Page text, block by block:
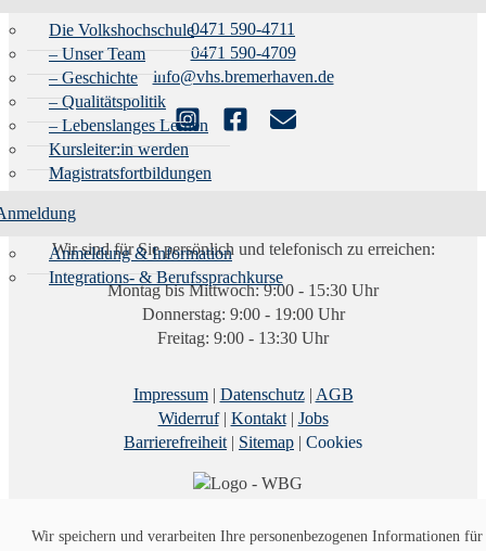
Die Volkshochschule
– Unser Team
– Geschichte
– Qualitätspolitik
– Lebenslanges Lernen
Kursleiter:in werden
Magistratsfortbildungen
Anmeldung & Information
Integrations- & Berufssprachkurse
0471 590-4711
0471 590-4709
info@vhs.bremerhaven.de
Wir sind für Sie persönlich und telefonisch zu erreichen:
Montag bis Mittwoch: 9:00 - 15:30 Uhr
Donnerstag: 9:00 - 19:00 Uhr
Freitag: 9:00 - 13:30 Uhr
Impressum| Datenschutz| AGB
Widerruf| Kontakt| Jobs
Barrierefreiheit | Sitemap | Cookies
Wir speichern und verarbeiten Ihre personenbezogenen Informationen für